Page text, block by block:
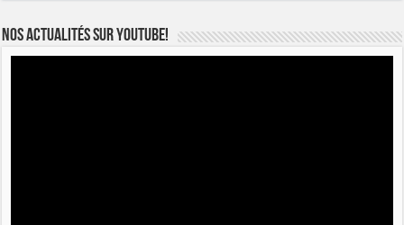
Nos actualités sur YOUTUBE!